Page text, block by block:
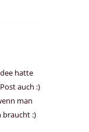
hatte
auch :)
man
braucht :)